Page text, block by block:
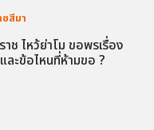
สีมา
าช ไหว้ย่าโม ขอพรเรื่อง
ละข้อไหนที่ห้ามขอ ?